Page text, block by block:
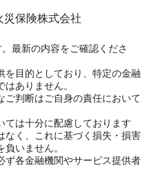
保険株式会社
最新の内容をご確認くださ
を目的としており、特定の金融
ありません。
ご判断はご自身の責任において
ては十分に配慮しております
なく、これに基づく損失・損害
いません。
ず各金融機関やサービス提供者